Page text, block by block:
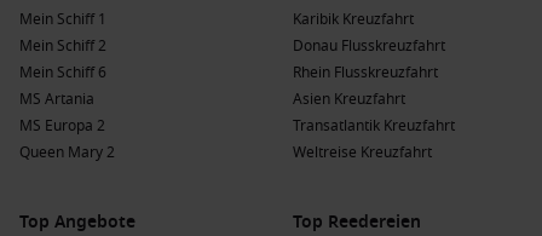
Mein Schiff 1
Mein Schiff 2
Mein Schiff 6
MS Artania
MS Europa 2
Queen Mary 2
Karibik Kreuzfahrt
Donau Flusskreuzfahrt
Rhein Flusskreuzfahrt
Asien Kreuzfahrt
Transatlantik Kreuzfahrt
Weltreise Kreuzfahrt
Top Angebote Top Reedereien